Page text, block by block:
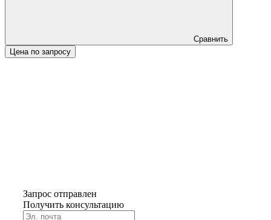
Сравнить
Цена по запросу
Запрос отправлен
Получить консультацию